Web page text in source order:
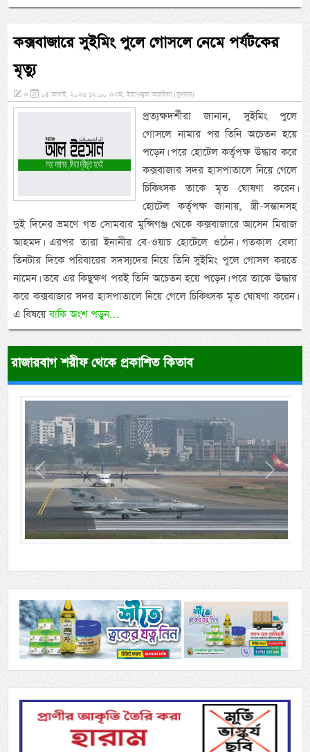
কক্সবাজারে সুইমিং পুলে গোসলে নেমে পর্যটকের
মৃত্যু
» ০৫ আগস্ট, ২০২৬ ১২:০০ এএম, ইয়াওমুল আরবিয়া (বুধবার)
প্রত্যক্ষদর্শীরা জানান, সুইমিং পুলে
গোসলে নামার পর তিনি অচেতন হয়ে
পড়েন। পরে হোটেল কর্তৃপক্ষ উদ্ধার করে
কক্সবাজার সদর হাসপাতালে নিয়ে গেলে
চিকিৎসক তাকে মৃত ঘোষণা করেন।
হোটেল কর্তৃপক্ষ জানায়, স্ত্রী-সন্তানসহ
দুই দিনের ভ্রমণে গত সোমবার মুন্সিগঞ্জ থেকে কক্সবাজারে আসেন মিরাজ
আহমদ। এরপর তারা ইনানীর বে-ওয়াচ হোটেলে ওঠেন। গতকাল বেলা
তিনটার দিকে পরিবারের সদস্যদের নিয়ে তিনি সুইমিং পুলে গোসল করতে
নামেন। তবে এর কিছুক্ষণ পরই তিনি অচেতন হয়ে পড়েন। পরে তাকে উদ্ধার
করে কক্সবাজার সদর হাসপাতালে নিয়ে গেলে চিকিৎসক মৃত ঘোষণা করেন।
এ বিষয়েবাকি অংশ পড়ুন...
রাজারবাগ শরীফ থেকে প্রকাশিত কিতাব
Previous Next